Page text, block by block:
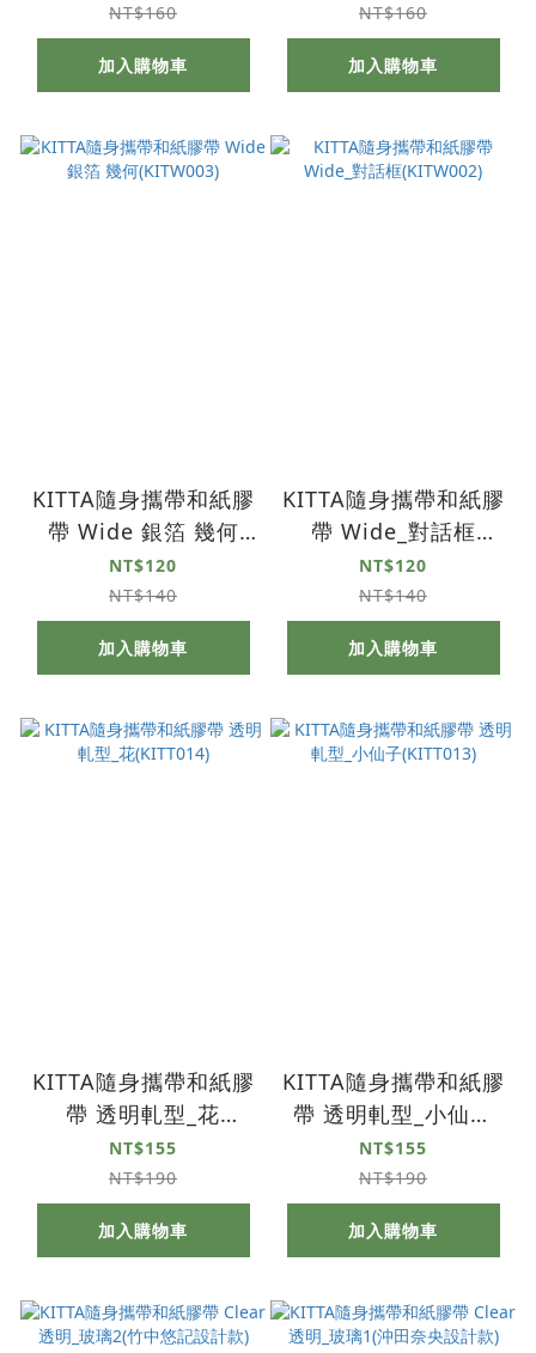
NT$160
加入購物車
NT$160
加入購物車
KITTA隨身攜帶和紙膠
帶 Wide 銀箔 幾何
(KITW003)
NT$120
NT$140
加入購物車
KITTA隨身攜帶和紙膠
帶 Wide_對話框
(KITW002)
NT$120
NT$140
加入購物車
KITTA隨身攜帶和紙膠
帶 透明軋型_花
(KITT014)
NT$155
NT$190
加入購物車
KITTA隨身攜帶和紙膠
帶 透明軋型_小仙子
(KITT013)
NT$155
NT$190
加入購物車